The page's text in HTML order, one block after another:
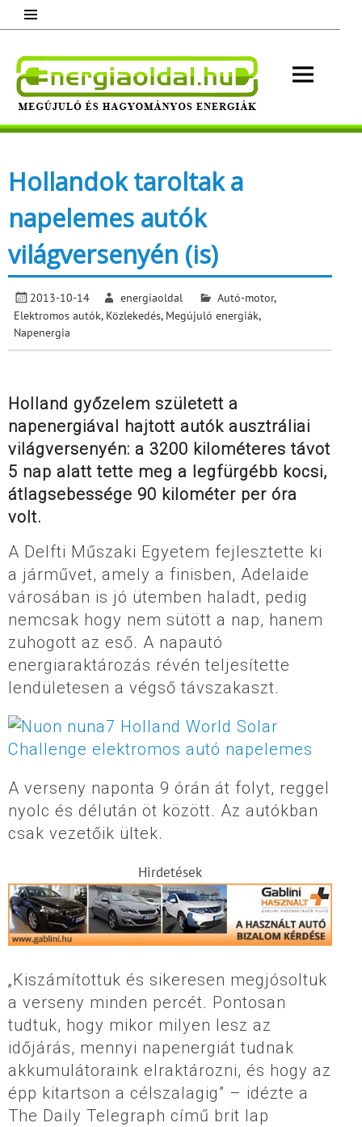
content
Megújuló és hagyományos energiák.
Hollandok taroltak a
napelemes autók
világversenyén (is)
2013-10-14 energiaoldal Autó-motor,
Elektromos autók, Közlekedés, Megújuló energiák,
Napenergia
Holland győzelem született a
napenergiával hajtott autók ausztráliai
világversenyén: a 3200 kilométeres távot
5 nap alatt tette meg a legfürgébb kocsi,
átlagsebessége 90 kilométer per óra
volt.
A Delfti Műszaki Egyetem fejlesztette ki
a járművet, amely a finisben, Adelaide
városában is jó ütemben haladt, pedig
nemcsak hogy nem sütött a nap, hanem
zuhogott az eső. A napautó
energiaraktározás révén teljesítette
lendületesen a végső távszakaszt.
A verseny naponta 9 órán át folyt, reggel
nyolc és délután öt között. Az autókban
csak vezetőik ültek.
Hirdetések
„Kiszámítottuk és sikeresen megjósoltuk
a verseny minden percét. Pontosan
tudtuk, hogy mikor milyen lesz az
időjárás, mennyi napenergiát tudnak
akkumulátoraink elraktározni, és hogy az
épp kitartson a célszalagig” – idézte a
The Daily Telegraph című brit lap